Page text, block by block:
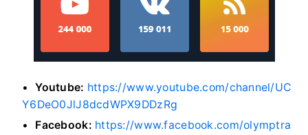
Youtube: https://www.youtube.com/channel/UC
Y6DeO0JlJ8dcdWPX9DDzRg
Facebook: https://www.facebook.com/olymptra